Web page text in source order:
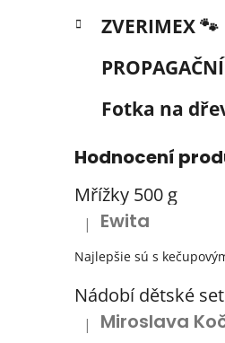
ZVERIMEX 🐾
Fotka na
Hodnocení
Mřížky 500 g
Hodnocení produktu
| Ewita
Najlepšie sú s
Hodnocení produktu
| Miroslava